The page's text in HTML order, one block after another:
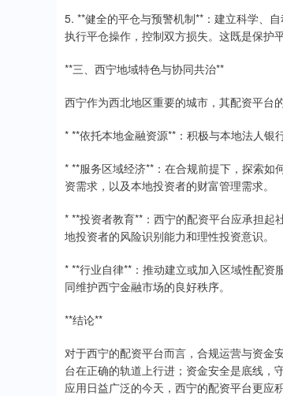
5. **健全的平仓与预警机制**：建立科学、
执行平仓操作，控制双方损失。这既是保护
**三、西宁地域特色与协同共治**
西宁作为西北地区重要的城市，其配资平台
* **依托本地金融资源**：积极与本地法人银
* **服务区域经济**：在合规前提下，探索
资需求，以及本地投资者的财富管理需求。
* **投资者教育**：西宁的配资平台应承担
地投资者的风险识别能力和理性投资意识。
* **行业自律**：推动建立或加入区域性配
同维护西宁金融市场的良好秩序。
**结论**
对于西宁的配资平台而言，合规运营与资金
台在正确的轨道上行进；资金安全是底线，
应用日益广泛的今天，西宁的配资平台更应